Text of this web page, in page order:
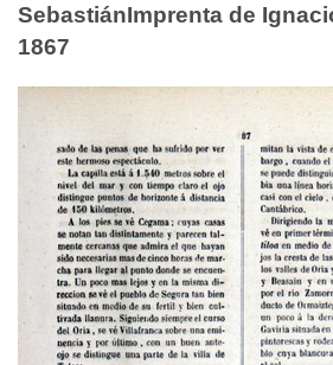
SebastiánImprenta de
1867